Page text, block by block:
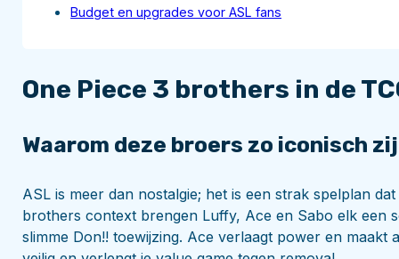
Budget en upgrades voor ASL fans
One Piece 3 brothers in de
Waarom deze broers zo iconisch
ASL is meer dan nostalgie; het is een strak spelplan
brothers context brengen Luffy, Ace en Sabo elk een
slimme Don!! toewijzing. Ace verlaagt power en